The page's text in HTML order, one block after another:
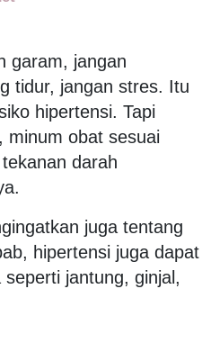
garam, jangan
tidur, jangan stres. Itu
hipertensi. Tapi
minum obat sesuai
darah
juga tentang
hipertensi juga dapat
jantung, ginjal,